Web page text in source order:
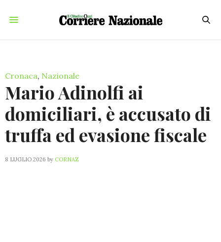
Cronaca, Nazionale
Mario Adinolfi ai
domiciliari, è accusato di
truffa ed evasione fiscale
8 LUGLIO 2026 by CORNAZ